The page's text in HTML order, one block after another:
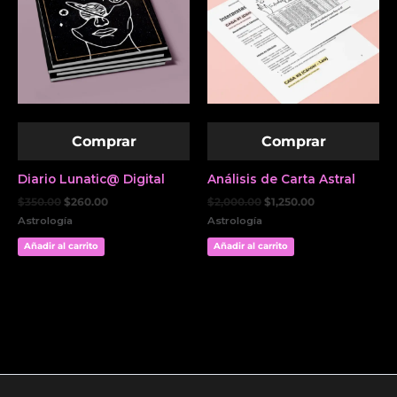
Comprar
Diario Lunatic@ Digital
$350.00 $260.00
Astrología
Añadir al carrito
Comprar
Análisis de Carta Astral
$2,000.00 $1,250.00
Astrología
Añadir al carrito